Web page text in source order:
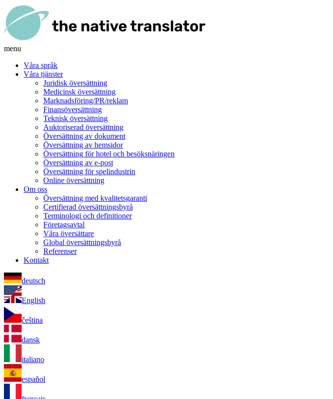
menu
Våra språk
Våra tjänster
Juridisk översättning
Medicinsk översättning
Marknadsföring/PR/reklam
Finansöversättning
Teknisk översättning
Auktoriserad översättning
Översättning av dokument
Översättning av hemsidor
Översättning för hotel och besöksnäringen
Översättning av e-post
Översättning för spelindustrin
Online översättning
Om oss
Översättning med kvalitetsgaranti
Certifierad översättningsbyrå
Terminologi och definitioner
Företagsavtal
Våra översättare
Global översättningsbyrå
Referenser
Kontakt
deutsch
English
čeština
dansk
italiano
español